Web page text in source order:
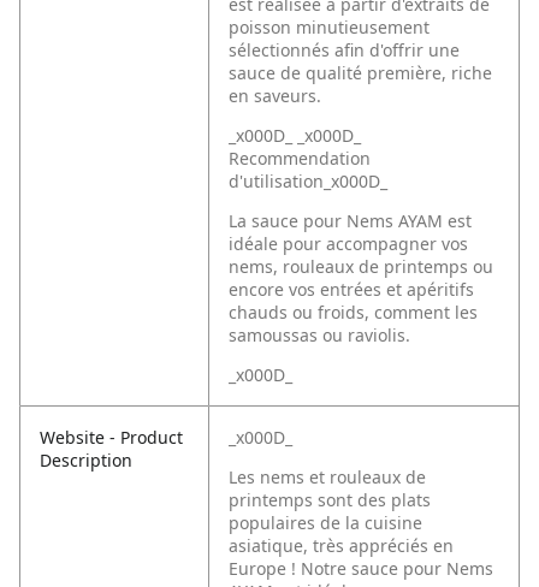
poisson minutieusement
sélectionnés afin d'offrir une
sauce de qualité première, riche
en saveurs.
_x000D_ _x000D_
Recommendation
d'utilisation_x000D_
La sauce pour Nems AYAM est
idéale pour accompagner vos
nems, rouleaux de printemps ou
encore vos entrées et apéritifs
chauds ou froids, comment les
samoussas ou raviolis.
_x000D_
Website - Product
Description
_x000D_
Les nems et rouleaux de
printemps sont des plats
populaires de la cuisine
asiatique, très appréciés en
Europe ! Notre sauce pour Nems